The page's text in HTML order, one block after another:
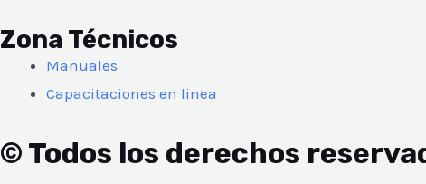
Zona Técnicos
Manuales
Capacitaciones en linea
© Todos los derechos